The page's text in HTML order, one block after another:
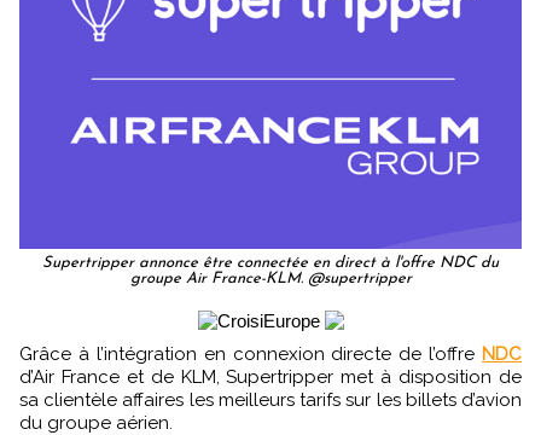
Supertripper annonce être connectée en direct à l'offre NDC du
groupe Air France-KLM. @supertripper
Grâce à l’intégration en connexion directe de l’offre NDC
d’Air France et de KLM, Supertripper met à disposition de
sa clientèle affaires les meilleurs tarifs sur les billets d’avion
du groupe aérien.